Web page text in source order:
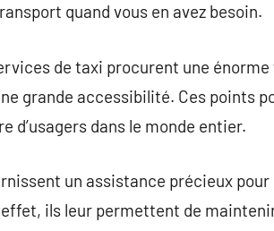
quand vous en avez besoin.
de taxi procurent une
grande accessibilité. Ces points
d’usagers dans le monde entier.
un assistance précieux
ils leur permettent de